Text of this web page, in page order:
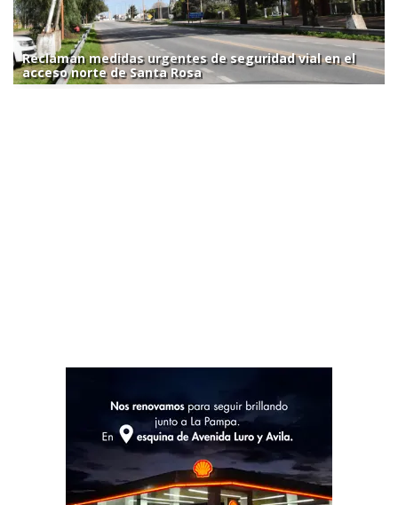
Reclaman medidas urgentes de seguridad vial en el
acceso norte de Santa Rosa